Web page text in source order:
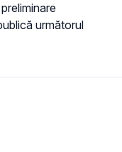
următorul